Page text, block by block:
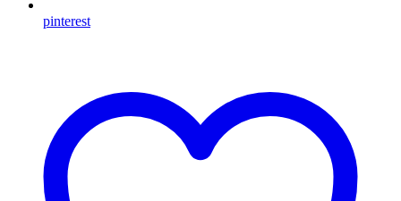
pinterest